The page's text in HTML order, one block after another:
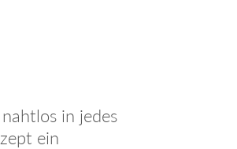
in jedes
ein